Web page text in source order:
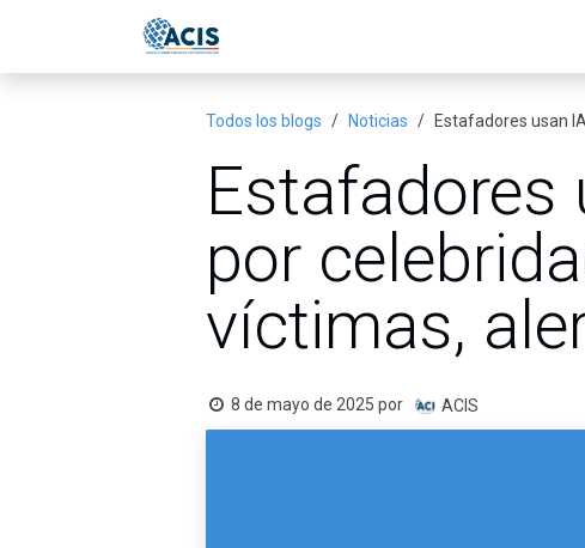
Todos los blogs Noticias Estafadores usan
Estafadores
por
víctimas,
8 de mayo de 2025 por ACIS